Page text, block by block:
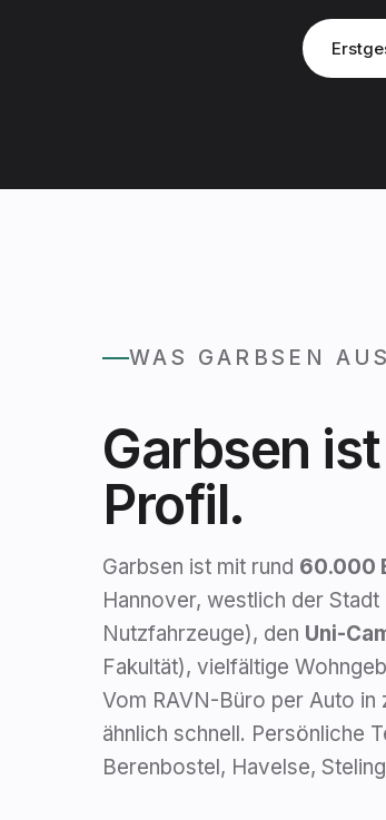
WAS GARBSEN
Garbsen
Profil.
Garbsen ist mit rund 60.000
Hannover, westlich der
Nutzfahrzeuge), den Uni-
Fakultät), vielfältige
Vom RAVN-Büro per Auto in
ähnlich schnell. Persönliche
Berenbostel, Havelse,